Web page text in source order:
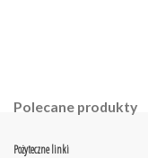
Polecane produkty
Pożyteczne linki